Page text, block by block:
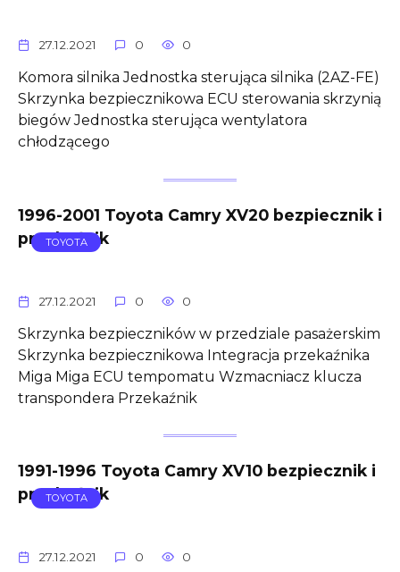
27.12.2021 0 0
Komora silnika Jednostka sterująca silnika (2AZ-FE)
Skrzynka bezpiecznikowa ECU sterowania skrzynią
biegów Jednostka sterująca wentylatora
chłodzącego
1996-2001 Toyota Camry XV20 bezpiecznik i
przekaźnik
TOYOTA
27.12.2021 0 0
Skrzynka bezpieczników w przedziale pasażerskim
Skrzynka bezpiecznikowa Integracja przekaźnika
Miga Miga ECU tempomatu Wzmacniacz klucza
transpondera Przekaźnik
1991-1996 Toyota Camry XV10 bezpiecznik i
przekaźnik
TOYOTA
27.12.2021 0 0